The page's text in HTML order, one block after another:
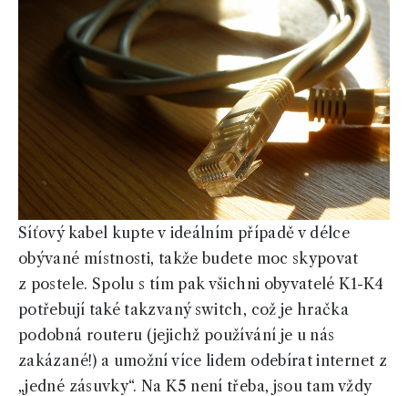
Síťový kabel kupte v ideálním případě v délce
obývané místnosti, takže budete moc skypovat
z postele. Spolu s tím pak všichni obyvatelé K1-K4
potřebují také takzvaný switch, což je hračka
podobná routeru (jejichž používání je u nás
zakázané!) a umožní více lidem odebírat internet z
„jedné zásuvky“. Na K5 není třeba, jsou tam vždy